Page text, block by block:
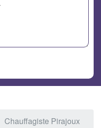
Chauffagiste Pirajoux